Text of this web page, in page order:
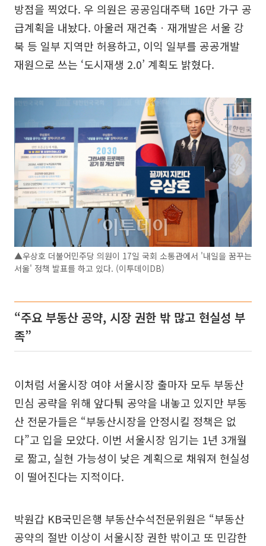
방점을 찍었다. 우 의원은 공공임대주택 16만 가구 공
급계획을 내놨다. 아울러 재건축ㆍ재개발은 서울 강
북 등 일부 지역만 허용하고, 이익 일부를 공공개발
재원으로 쓰는 ‘도시재생 2.0’ 계획도 밝혔다.
▲우상호 더불어민주당 의원이 17일 국회 소통관에서 '내일을 꿈꾸는
서울' 정책 발표를 하고 있다. (이투데이DB)
“주요 부동산 공약, 시장 권한 밖 많고 현실성 부
족”
이처럼 서울시장 여야 서울시장 출마자 모두 부동산
민심 공략을 위해 앞다퉈 공약을 내놓고 있지만 부동
산 전문가들은 “부동산시장을 안정시킬 정책은 없
다”고 입을 모았다. 이번 서울시장 임기는 1년 3개월
로 짧고, 실현 가능성이 낮은 계획으로 채워져 현실성
이 떨어진다는 지적이다.
박원갑 KB국민은행 부동산수석전문위원은 “부동산
공약의 절반 이상이 서울시장 권한 밖이고 또 민감한